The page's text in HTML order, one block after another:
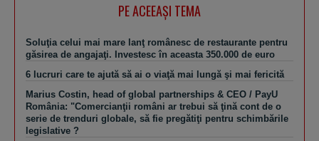
PE ACEEAŞI TEMA
Soluţia celui mai mare lanţ românesc de restaurante pentru
găsirea de angajaţi. Investesc în aceasta 350.000 de euro
6 lucruri care te ajută să ai o viaţă mai lungă şi mai fericită
Marius Costin, head of global partnerships & CEO / PayU
România: "Comercianţii români ar trebui să ţină cont de o
serie de trenduri globale, să fie pregătiţi pentru schimbările
legislative ?